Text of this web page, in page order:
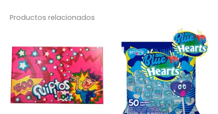
Productos relacionados